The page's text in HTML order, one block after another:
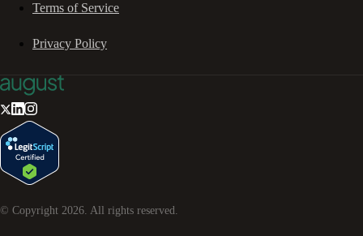
Terms of Service
Privacy Policy
© Copyright 2026 . All rights reserved.